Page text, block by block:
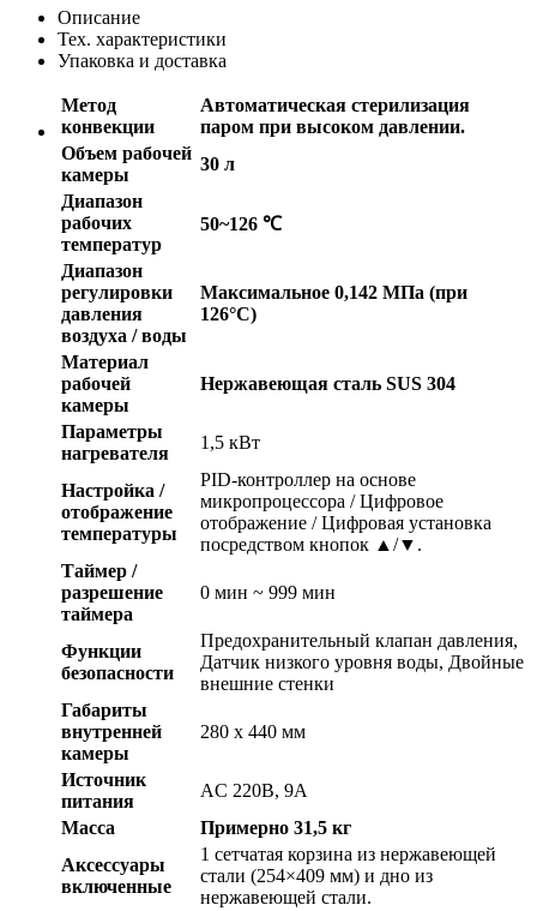
Описание
Тех. характеристики
Упаковка и доставка
Метод
конвекции
Автоматическая стерилизация
паром при высоком давлении.
Объем рабочей
камеры
30 л
Диапазон
рабочих
температур
50~126 ℃
Диапазон
регулировки
давления
воздуха / воды
Максимальное 0,142 МПа (при
126°С)
Материал
рабочей
камеры
Нержавеющая сталь SUS 304
Параметры
нагревателя
1,5 кВт
Настройка /
отображение
температуры
PID-контроллер на основе
микропроцессора / Цифровое
отображение / Цифровая установка
посредством кнопок ▲/▼.
Таймер /
разрешение
таймера
0 мин ~ 999 мин
Функции
безопасности
Предохранительный клапан давления,
Датчик низкого уровня воды, Двойные
внешние стенки
Габариты
внутренней
камеры
280 х 440 мм
Источник
питания
AC 220В, 9А
Масса
Примерно 31,5 кг
Аксессуары
включенные
1 сетчатая корзина из нержавеющей
стали (254×409 мм) и дно из
нержавеющей стали.